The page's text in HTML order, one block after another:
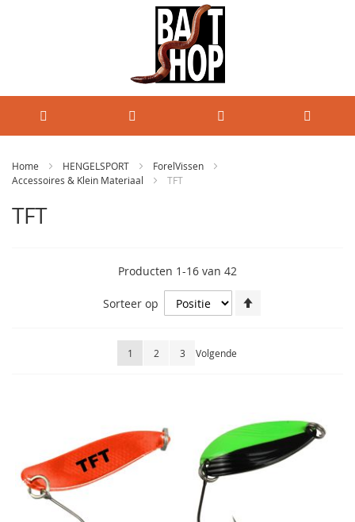
Home HENGELSPORT
ForelVissen
Accessoires & Klein Materiaal
TFT
TFT
Producten 1-16 van 42
Sorteer op
Pagina
U lees momenteel pagina
1 Pagina
2 Pagina
3 Pagina
Volgende